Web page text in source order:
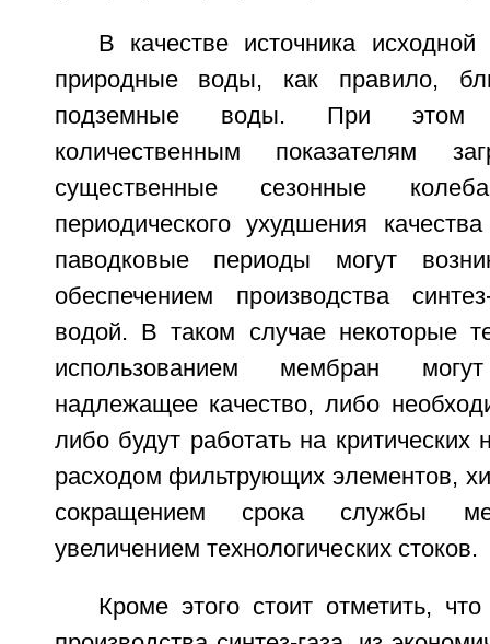
В качестве источника
природные воды, как правило,
подземные воды. При этом
количественным показателям
существенные сезонные
периодического ухудшения
паводковые периоды могут
обеспечением производства
водой. В таком случае некоторые
использованием мембран
надлежащее качество, либо
либо будут работать на критических
расходом фильтрующих элементов,
сокращением срока службы
увеличением технологических стоков.
Кроме этого стоит отметить,